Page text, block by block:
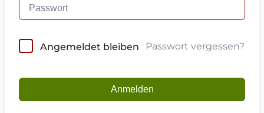
Angemeldet bleiben Passwort vergessen?
Anmelden